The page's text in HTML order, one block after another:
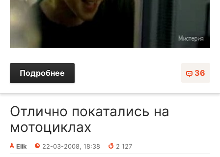
36
Подробнее
Отлично покатались на
мотоциклах
Elik 22-03-2008, 18:38
2 127